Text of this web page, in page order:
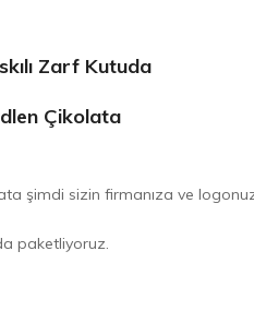
Zarf Kutuda
Çikolata
şimdi sizin firmanıza ve
paketliyoruz.